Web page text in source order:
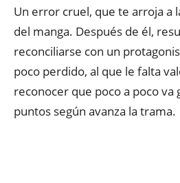
Un error cruel, que te arroja a
del manga. Después de él,
reconciliarse con un
poco perdido, al que le falta
reconocer que poco a poco va
puntos según avanza la trama.